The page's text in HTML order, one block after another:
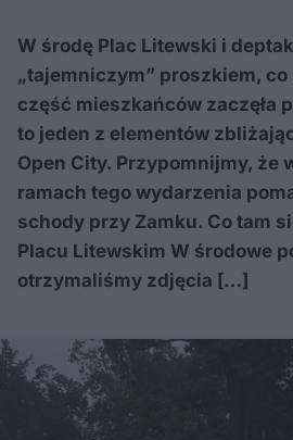
W środę Plac Litewski i
„tajemniczym” proszkiem, co
część mieszkańców zaczęła
to jeden z elementów
Open City. Przypomnijmy, że
ramach tego wydarzenia
schody przy Zamku. Co tam
Placu Litewskim W środowe
otrzymaliśmy zdjęcia […]